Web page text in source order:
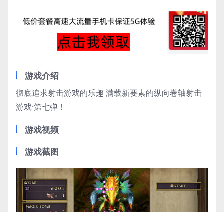
游戏介绍
彻底追求射击游戏的乐趣 满载新要素的纵向卷轴射击
游戏·第七弹！
游戏视频
游戏截图